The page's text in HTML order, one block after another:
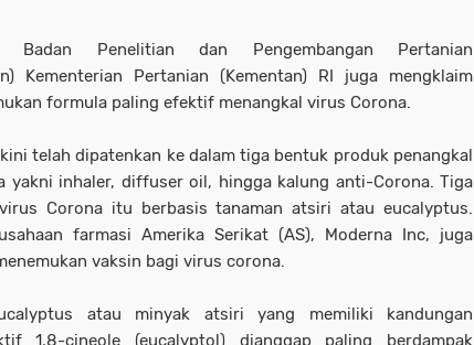
Badan Penelitian dan Pengembangan Pertanian
Kementerian Pertanian (Kementan) RI juga mengklaim
formula paling efektif menangkal virus Corona.
telah dipatenkan ke dalam tiga bentuk produk penangkal
yakni inhaler, diffuser oil, hingga kalung anti-Corona. Tiga
Corona itu berbasis tanaman atsiri atau eucalyptus.
farmasi Amerika Serikat (AS), Moderna Inc, juga
vaksin bagi virus corona.
atau minyak atsiri yang memiliki kandungan
1,8-cineole (eucalyptol) dianggap paling berdampak